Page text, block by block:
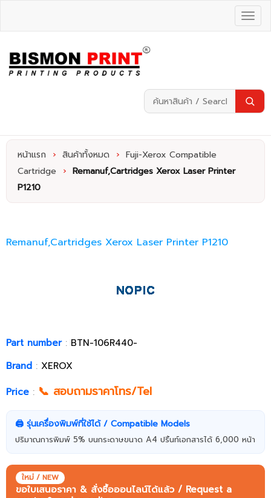
หน้าแรก › สินค้าทั้งหมด › Fuji-Xerox Compatible
Cartridge
› Remanuf,Cartridges Xerox Laser Printer
P1210
Remanuf,Cartridges Xerox Laser Printer P1210
Part number: BTN-106R440-
Brand : XEROX
Price : 📞 สอบถามราคาโทร/Tel
🖨️ รุ่นเครื่องพิมพ์ที่ใช้ได้ / Compatible Models
ปริมาณการพิมพ์ 5% บนกระดาษขนาด A4 ปริ้นท์เอกสารได้ 6,000 หน้า
ใหม่ / NEW
ขอใบเสนอราคา & สั่งซื้อออนไลน์ได้แล้ว / Request a